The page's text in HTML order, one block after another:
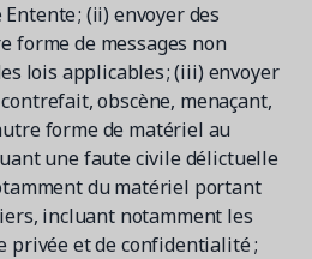
; (ii) envoyer des
forme de messages non
lois applicables ; (iii) envoyer
obscène, menaçant,
forme de matériel au
une faute civile délictuelle
du matériel portant
incluant notamment les
privée et de confidentialité ;